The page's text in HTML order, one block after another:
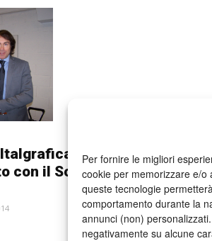
Per fornire le migliori
cookie per memorizzare e/o
queste tecnologie
comportamento durante la
annunci (non)
negativamente su alcune
Sistemi
con il Sonora